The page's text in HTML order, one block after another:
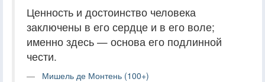
Ценность и достоинство человека
заключены в его сердце и в его воле;
именно здесь — основа его подлинной
чести.
Мишель де Монтень (100+)